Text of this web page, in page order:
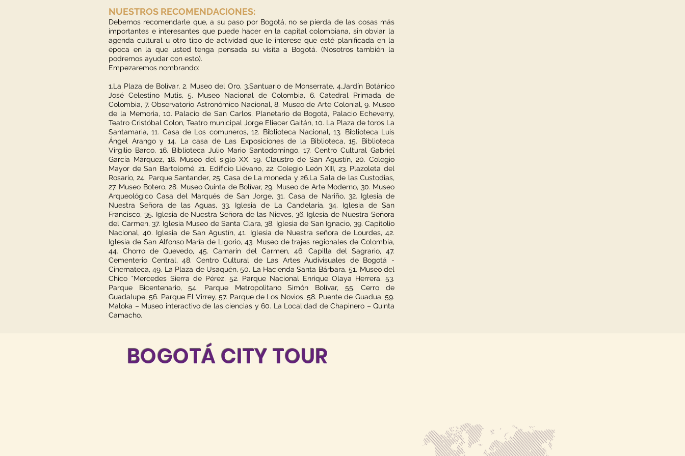
NUESTROS RECOMENDACIONES:
Debemos recomendarle que, a su paso por Bogotá, no se pierda de las cosas más
importantes e interesantes que puede hacer en la capital colombiana, sin obviar la
agenda cultural u otro tipo de actividad que le interese que esté planificada en la
época en la que usted tenga pensada su visita a Bogotá. (Nosotros también la
podremos ayudar con esto).
Empezaremos nombrando:
1.La Plaza de Bolívar, 2. Museo del Oro, 3.Santuario de Monserrate, 4.Jardín Botánico
José Celestino Mutis, 5. Museo Nacional de Colombia, 6. Catedral Primada de
Colombia, 7. Observatorio Astronómico Nacional, 8. Museo de Arte Colonial, 9. Museo
de la Memoria, 10. Palacio de San Carlos, Planetario de Bogotá, Palacio Echeverry,
Teatro Cristóbal Colon, Teatro municipal Jorge Eliecer Gaitán, 10. La Plaza de toros La
Santamaria, 11. Casa de Los comuneros, 12. Biblioteca Nacional, 13. Biblioteca Luis
Ángel Arango y 14. La casa de Las Exposiciones de la Biblioteca, 15. Biblioteca
Virgilio Barco, 16. Biblioteca Julio Mario Santodomingo, 17. Centro Cultural Gabriel
García Márquez, 18. Museo del siglo XX, 19. Claustro de San Agustín, 20. Colegio
Mayor de San Bartolomé, 21. Edificio Liévano, 22. Colegio León XIII, 23. Plazoleta del
Rosario, 24. Parque Santander, 25. Casa de La moneda y 26.La Sala de las Custodias,
27. Museo Botero, 28. Museo Quinta de Bolívar, 29. Museo de Arte Moderno, 30. Museo
Arqueológico Casa del Marqués de San Jorge, 31. Casa de Nariño, 32. Iglesia de
Nuestra Señora de las Aguas, 33. Iglesia de La Candelaria, 34. Iglesia de San
Francisco, 35. Iglesia de Nuestra Señora de las Nieves, 36. Iglesia de Nuestra Señora
del Carmen, 37. Iglesia Museo de Santa Clara, 38. Iglesia de San Ignacio, 39. Capitolio
Nacional, 40. Iglesia de San Agustín, 41. Iglesia de Nuestra señora de Lourdes, 42.
Iglesia de San Alfonso María de Ligorio, 43. Museo de trajes regionales de Colombia,
44. Chorro de Quevedo, 45. Camarín del Carmen, 46. Capilla del Sagrario, 47.
Cementerio Central, 48. Centro Cultural de Las Artes Audivisuales de Bogotá -
Cinemateca, 49. La Plaza de Usaquén, 50. La Hacienda Santa Bárbara, 51. Museo del
Chico *Mercedes Sierra de Pérez, 52. Parque Nacional Enrique Olaya Herrera, 53.
Parque Bicentenario, 54. Parque Metropolitano Simón Bolívar, 55. Cerro de
Guadalupe, 56. Parque El Virrey, 57. Parque de Los Novios, 58. Puente de Guadua, 59.
Maloka – Museo interactivo de las ciencias y 60. La Localidad de Chapinero – Quinta
Camacho.
BOGOTÁ CITY TOUR